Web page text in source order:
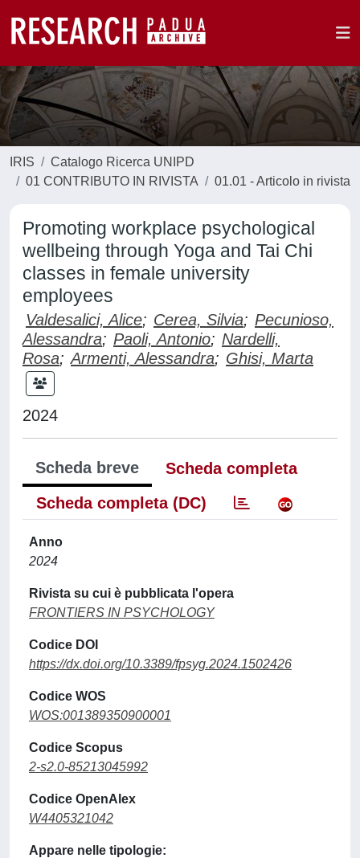
IRIS
Catalogo Ricerca UNIPD
01 CONTRIBUTO IN RIVISTA
01.01 - Articolo in rivista
Promoting workplace psychological
wellbeing through Yoga and Tai Chi
classes in female university
employees
Valdesalici, Alice; Cerea, Silvia; Pecunioso,
Alessandra; Paoli, Antonio; Nardelli,
Rosa; Armenti, Alessandra; Ghisi, Marta
2024
Scheda breve
Scheda completa
Scheda completa (DC)
Anno
2024
Rivista su cui è pubblicata l'opera
FRONTIERS IN PSYCHOLOGY
Codice DOI
https://dx.doi.org/10.3389/fpsyg.2024.1502426
Codice WOS
WOS:001389350900001
Codice Scopus
2-s2.0-85213045992
Codice OpenAlex
W4405321042
Appare nelle tipologie: